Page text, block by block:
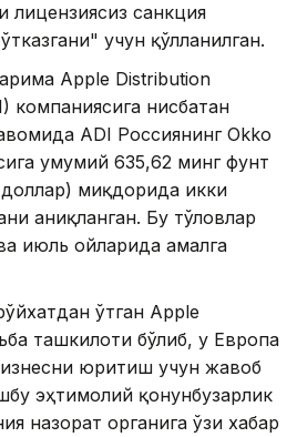
лицензиясиз санкция
учун қўлланилган.
Apple Distribution
компаниясига нисбатан
ADI Россиянинг Okko
умумий 635,62 минг фунт
миқдорида икки
аниқланган. Бу тўловлар
июль ойларида амалга
ўтган Apple
ташкилоти бўлиб, у Европа
юритиш учун жавоб
эҳтимолий қонунбузарлик
назорат органига ўзи хабар